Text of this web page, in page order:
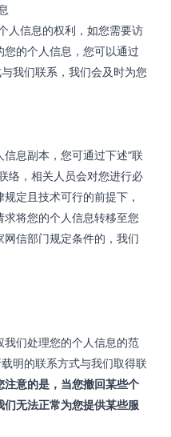
人信息的权利，如您需要访
的个人信息，您可以通过
我们联系，我们会及时为您
息副本，您可通过下述“联
络，相关人员会对您进行必
定且技术可行的前提下，
将您的个人信息转移至您
信部门规定条件的，我们
们处理您的个人信息的范
明的联系方式与我们取得联
注意的是，当您撤回某些个
无法正常为您提供某些服